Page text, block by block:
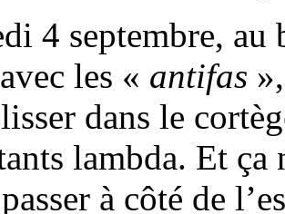
4 septembre, au
les « antifas
dans le
lambda. Et ça
à côté de